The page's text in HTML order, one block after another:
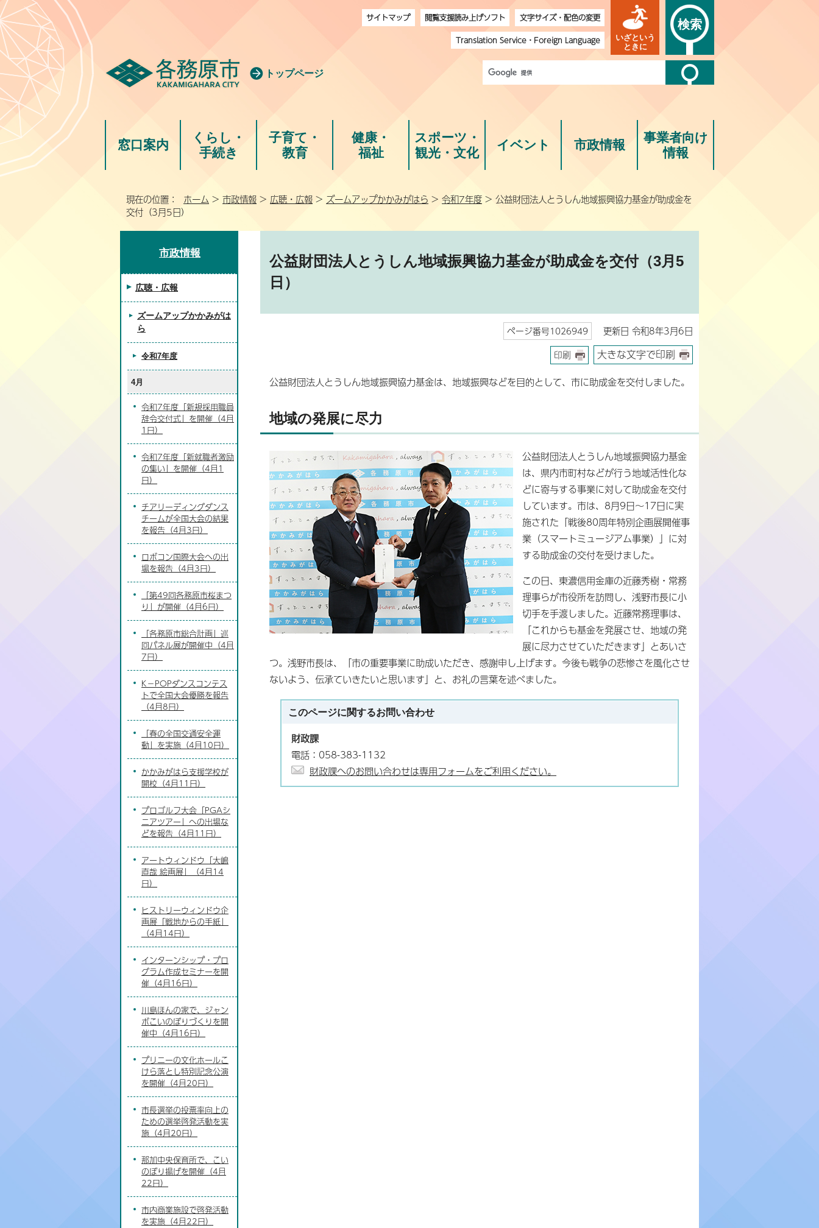
トップページ
サイトマップ 閲覧支援読み上げソフト
文字サイズ・配色の変更
Translation Service・ Foreign Language
いざという
ときに
検索
窓口案内
くらし・
手続き
子育て・
教育
健康・
福祉
スポーツ・
観光・文化
イベント 市政情報
事業者向け
情報
現在の位置： ホーム > 市政情報 > 広聴・広報 > ズームアップかかみがはら > 令和7年度 > 公益財団法人とうしん地域振興協力基金が助成金を
交付（3月5日）
公益財団法人とうしん地域振興協力基金が助成金を交付（3月5
日）
ページ番号1026949 更新日 令和8年3月6日
印刷 大きな文字で印刷
公益財団法人とうしん地域振興協力基金は、地域振興などを目的として、市に助成金を交付しました。
地域の発展に尽力
公益財団法人とうしん地域振興協力基金
は、県内市町村などが行う地域活性化な
どに寄与する事業に対して助成金を交付
しています。市は、8月9日～17日に実
施された「戦後80周年特別企画展開催事
業（スマートミュージアム事業）」に対
する助成金の交付を受けました。
この日、東濃信用金庫の近藤秀樹・常務
理事らが市役所を訪問し、浅野市長に小
切手を手渡しました。近藤常務理事は、
「これからも基金を発展させ、地域の発
展に尽力させていただきます」とあいさ
つ。浅野市長は、「市の重要事業に助成いただき、感謝申し上げます。今後も戦争の悲惨さを風化させ
ないよう、伝承ていきたいと思います」と、お礼の言葉を述べました。
このページに関するお問い合わせ
財政課
電話：058-383-1132
財政課へのお問い合わせは専用フォームをご利用ください。
市政情報
広聴・広報
ズームアップかかみがは
ら
令和7年度
4月
令和7年度「新規採用職員
辞令交付式」を開催（4月
1日）
令和7年度「新就職者激励
の集い」を開催（4月1
日）
チアリーディングダンス
チームが全国大会の結果
を報告（4月3日）
ロボコン国際大会への出
場を報告（4月3日）
「第49回各務原市桜まつ
り」が開催（4月6日）
「各務原市総合計画」巡
回パネル展が開催中（4月
7日）
K－POPダンスコンテス
トで全国大会優勝を報告
（4月8日）
「春の全国交通安全運
動」を実施（4月10日）
かかみがはら支援学校が
開校（4月11日）
プロゴルフ大会「PGAシ
ニアツアー」への出場な
どを報告（4月11日）
アートウィンドウ「大嶋
直哉 絵画展」（4月14
日）
ヒストリーウィンドウ企
画展「戦地からの手紙」
（4月14日）
インターンシップ・プロ
グラム作成セミナーを開
催（4月16日）
川島ほんの家で、ジャン
ボこいのぼりづくりを開
催中（4月16日）
プリニーの文化ホールこ
けら落とし特別記念公演
を開催（4月20日）
市長選挙の投票率向上の
ための選挙啓発活動を実
施（4月20日）
那加中央保育所で、こい
のぼり揚げを開催（4月
22日）
市内商業施設で啓発活動
を実施（4月22日）